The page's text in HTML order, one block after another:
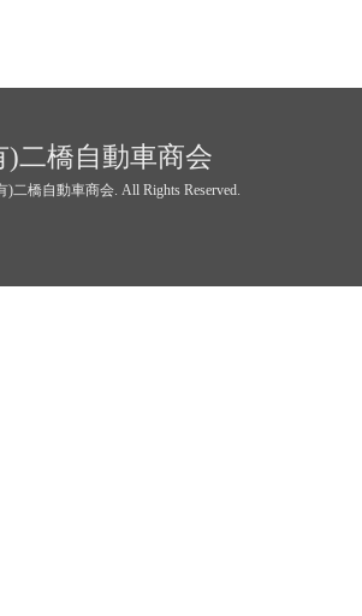
)二橋自動車商会
)二橋自動車商会. All Rights Reserved.